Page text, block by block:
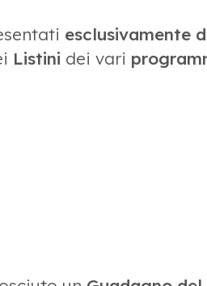
esclusivamente
Listini dei vari